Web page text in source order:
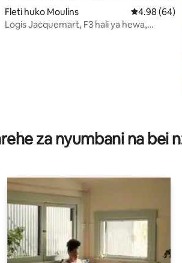
wa 4.99 kati ya 5, tathmini 124
Fleti huko Moulins Ukadiriaji
4.98 (64)
Logis Jacquemart, F3 hali ya hewa,
za nyumbani na bei